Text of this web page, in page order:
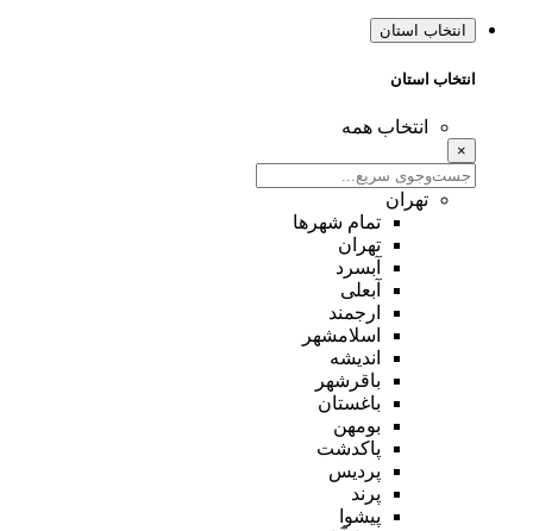
انتخاب استان
انتخاب استان
انتخاب همه
×
تهران
تمام شهر‌ها
تهران
آبسرد
آبعلی
ارجمند
اسلامشهر
اندیشه
باقرشهر
باغستان
بومهن
پاکدشت
پردیس
پرند
پیشوا